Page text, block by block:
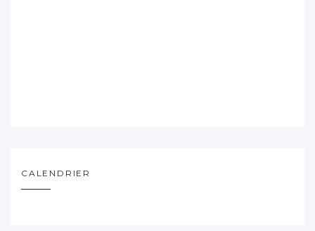
CALENDRIER